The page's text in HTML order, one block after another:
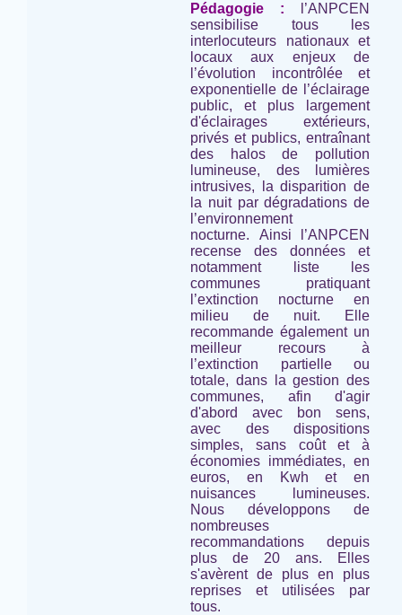
Pédagogie :
l’ANPCEN
sensibilise tous les
interlocuteurs nationaux et
locaux aux enjeux de
l’évolution incontrôlée et
exponentielle de l’éclairage
public, et plus largement
d'éclairages extérieurs,
privés et publics, entraînant
des halos de pollution
lumineuse, des lumières
intrusives, la disparition de
la nuit par dégradations de
l’environnement
nocturne. Ainsi l’ANPCEN
recense des données et
notamment liste les
communes pratiquant
l’extinction nocturne en
milieu de nuit. Elle
recommande également un
meilleur recours à
l’extinction partielle ou
totale, dans la gestion des
communes, afin d'agir
d'abord avec bon sens,
avec des dispositions
simples, sans coût et à
économies immédiates, en
euros, en Kwh et en
nuisances lumineuses.
Nous développons de
nombreuses
recommandations depuis
plus de 20 ans. Elles
s'avèrent de plus en plus
reprises et utilisées par
tous.